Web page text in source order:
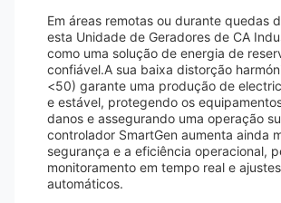
Em áreas remotas ou durante quedas
esta Unidade de Geradores de CA
como uma solução de energia de
confiável.A sua baixa distorção
<50) garante uma produção de
e estável, protegendo os
danos e assegurando uma operação
controlador SmartGen aumenta ainda
segurança e a eficiência operacional,
monitoramento em tempo real e ajustes
automáticos.